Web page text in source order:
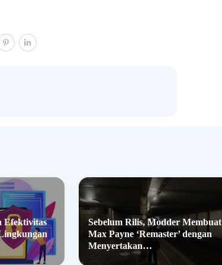
Efektivitas
Sebelum Rilis, Modder Membuat
Max Payne ‘Remaster’ dengan
Menyertakan…